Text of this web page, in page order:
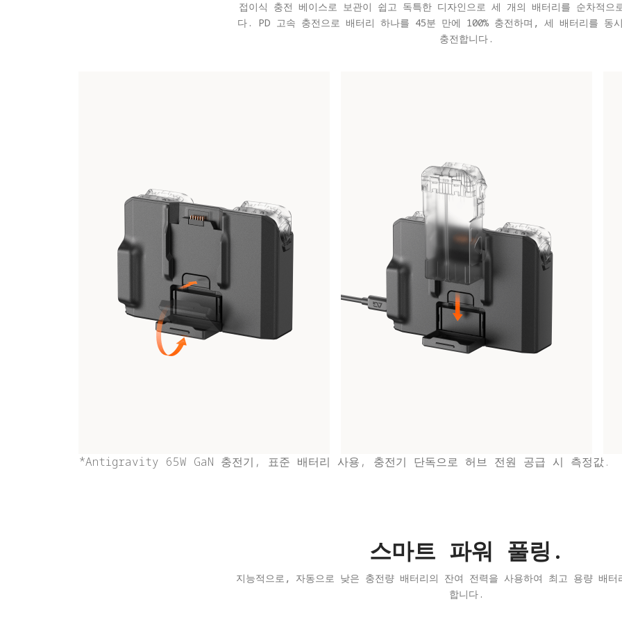
접이식 충전 베이스로 보관이 쉽고 독특한 디자인으로 세 개의 배터리를 순차적으
다. PD 고속 충전으로 배터리 하나를 45분 만에 100% 충전하며, 세 배터리를 동
충전합니다.
*Antigravity 65W GaN 충전기, 표준 배터리 사용, 충전기 단독으로 허브 전원 공급 시 측정값.
스마트 파워 풀링.
지능적으로, 자동으로 낮은 충전량 배터리의 잔여 전력을 사용하여 최고 용량 배터
합니다.